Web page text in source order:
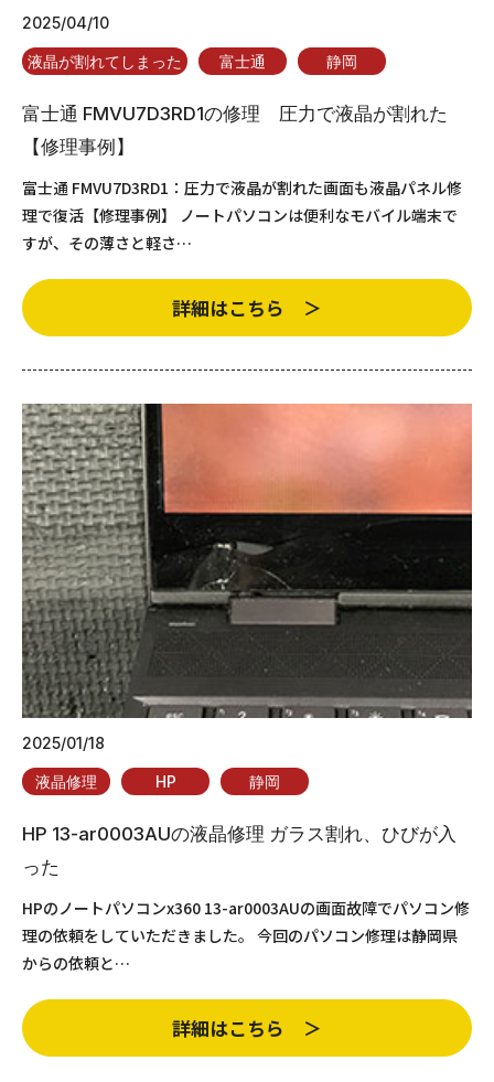
2025/04/10
液晶が割れてしまった 富士通 静岡
富士通 FMVU7D3RD1の修理 圧力で液晶が割れた
【修理事例】
富士通 FMVU7D3RD1：圧力で液晶が割れた画面も液晶パネル修
理で復活【修理事例】 ノートパソコンは便利なモバイル端末で
すが、その薄さと軽さ…
詳細はこちら ＞
2025/01/18
液晶修理 HP 静岡
HP 13-ar0003AUの液晶修理 ガラス割れ、ひびが入
った
HPのノートパソコンx360 13-ar0003AUの画面故障でパソコン修
理の依頼をしていただきました。 今回のパソコン修理は静岡県
からの依頼と…
詳細はこちら ＞